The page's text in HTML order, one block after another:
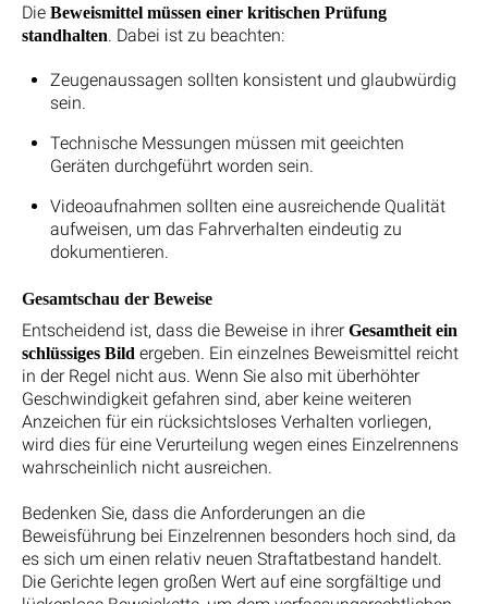
Die Beweismittel müssen einer kritischen Prüfung
standhalten. Dabei ist zu beachten:
Zeugenaussagen sollten konsistent und glaubwürdig
sein.
Technische Messungen müssen mit geeichten
Geräten durchgeführt worden sein.
Videoaufnahmen sollten eine ausreichende Qualität
aufweisen, um das Fahrverhalten eindeutig zu
dokumentieren.
Gesamtschau der Beweise
Entscheidend ist, dass die Beweise in ihrer Gesamtheit ein
schlüssiges Bild ergeben. Ein einzelnes Beweismittel reicht
in der Regel nicht aus. Wenn Sie also mit überhöhter
Geschwindigkeit gefahren sind, aber keine weiteren
Anzeichen für ein rücksichtsloses Verhalten vorliegen,
wird dies für eine Verurteilung wegen eines Einzelrennens
wahrscheinlich nicht ausreichen.
Bedenken Sie, dass die Anforderungen an die
Beweisführung bei Einzelrennen besonders hoch sind, da
es sich um einen relativ neuen Straftatbestand handelt.
Die Gerichte legen großen Wert auf eine sorgfältige und